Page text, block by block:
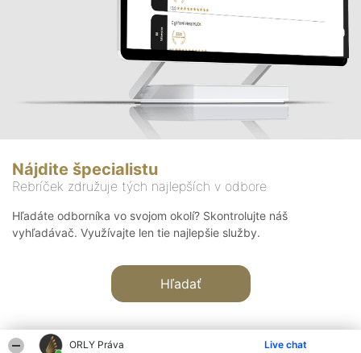
ORLY Práva Live chat
Nájdite špecialistu
Rebríček združuje tých najlepších v odbore
Hľadáte odborníka vo svojom okolí? Skontrolujte náš
vyhľadávač. Využívajte len tie najlepšie služby.
Hľadať